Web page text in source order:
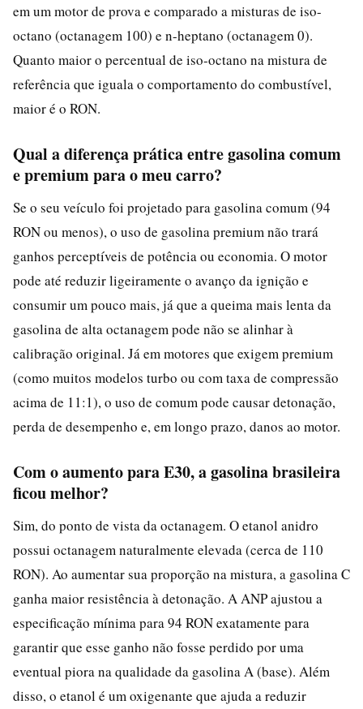
em um motor de prova e comparado a misturas de iso-
octano (octanagem 100) e n-heptano (octanagem 0).
Quanto maior o percentual de iso-octano na mistura de
referência que iguala o comportamento do combustível,
maior é o RON.
Qual a diferença prática entre gasolina comum
e premium para o meu carro?
Se o seu veículo foi projetado para gasolina comum (94
RON ou menos), o uso de gasolina premium não trará
ganhos perceptíveis de potência ou economia. O motor
pode até reduzir ligeiramente o avanço da ignição e
consumir um pouco mais, já que a queima mais lenta da
gasolina de alta octanagem pode não se alinhar à
calibração original. Já em motores que exigem premium
(como muitos modelos turbo ou com taxa de compressão
acima de 11:1), o uso de comum pode causar detonação,
perda de desempenho e, em longo prazo, danos ao motor.
Com o aumento para E30, a gasolina brasileira
ficou melhor?
Sim, do ponto de vista da octanagem. O etanol anidro
possui octanagem naturalmente elevada (cerca de 110
RON). Ao aumentar sua proporção na mistura, a gasolina C
ganha maior resistência à detonação. A ANP ajustou a
especificação mínima para 94 RON exatamente para
garantir que esse ganho não fosse perdido por uma
eventual piora na qualidade da gasolina A (base). Além
disso, o etanol é um oxigenante que ajuda a reduzir